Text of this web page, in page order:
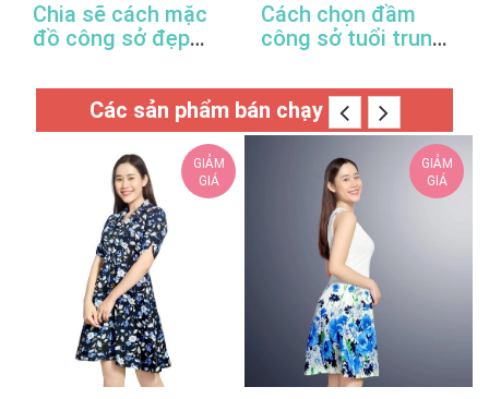
Chia sẽ cách mặc
đồ công sở đẹp
này
Cách chọn đầm
công sở tuổi trung
Các sản phẩm bán chạy
GIẢM
GIÁ
GIẢM
GIÁ